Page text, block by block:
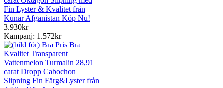
Fin Lyster & Kvalitet från
Kunar Afganistan Köp Nu!
3.930kr
Kampanj: 1.572kr